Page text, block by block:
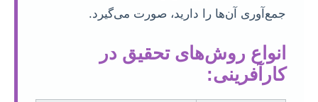
جمع‌آوری آن‌ها را دارید، صورت می‌گیرد.
انواع روش‌های تحقیق در
کارآفرینی: